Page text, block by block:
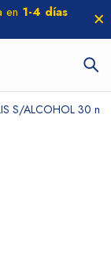
en 1-4 días
S/ALCOHOL 30 ml